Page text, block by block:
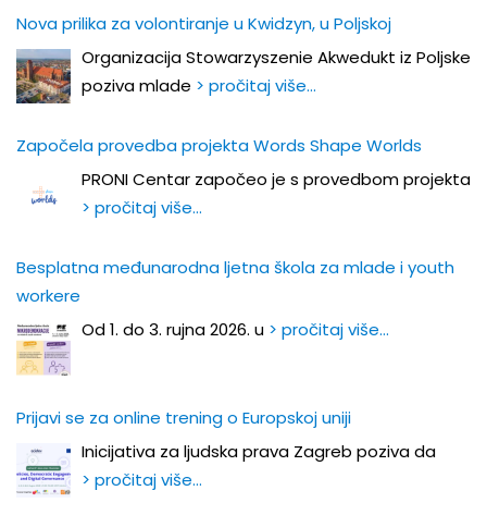
Nova prilika za volontiranje u Kwidzyn, u Poljskoj
Organizacija Stowarzyszenie Akwedukt iz Poljske
poziva mlade > pročitaj više…
Započela provedba projekta Words Shape Worlds
PRONI Centar započeo je s provedbom projekta
> pročitaj više…
Besplatna međunarodna ljetna škola za mlade i youth
workere
Od 1. do 3. rujna 2026. u > pročitaj više…
Prijavi se za online trening o Europskoj uniji
Inicijativa za ljudska prava Zagreb poziva da
> pročitaj više…